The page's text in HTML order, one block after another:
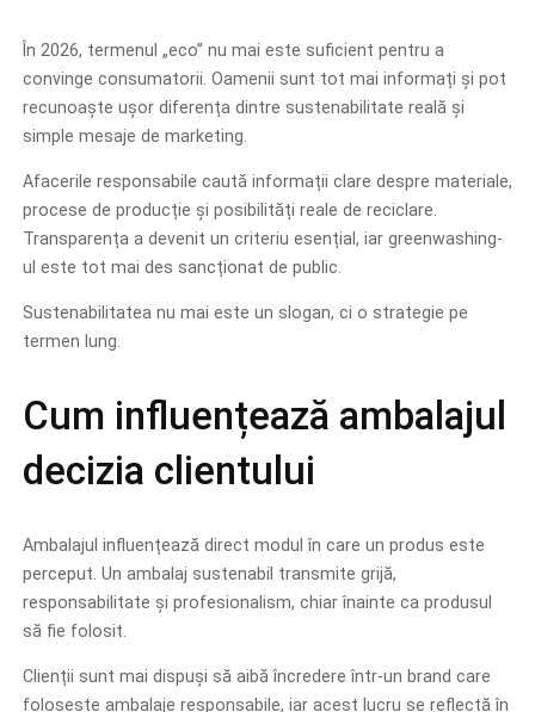
În 2026, termenul „eco” nu mai este suficient pentru a
convinge consumatorii. Oamenii sunt tot mai informați și pot
recunoaște ușor diferența dintre sustenabilitate reală și
simple mesaje de marketing.
Afacerile responsabile caută informații clare despre materiale,
procese de producție și posibilități reale de reciclare.
Transparența a devenit un criteriu esențial, iar greenwashing-
ul este tot mai des sancționat de public.
Sustenabilitatea nu mai este un slogan, ci o strategie pe
termen lung.
Cum influențează ambalajul
decizia clientului
Ambalajul influențează direct modul în care un produs este
perceput. Un ambalaj sustenabil transmite grijă,
responsabilitate și profesionalism, chiar înainte ca produsul
să fie folosit.
Clienții sunt mai dispuși să aibă încredere într-un brand care
folosește ambalaje responsabile, iar acest lucru se reflectă în